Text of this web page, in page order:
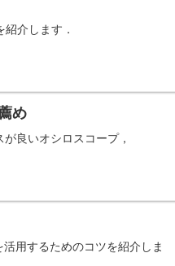
介します．
め
良いオシロスコープ，
用するためのコツを紹介しま